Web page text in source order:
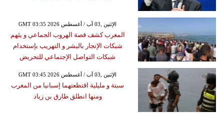
GMT 03:35 2026 الإثنين ,03 آب / أغسطس
المغرب كشف قصة الهروب الجماعي و يتَهم
شبكات الإتجار بالبشر و التهريب بإستخدام
شبكات التواصل الإجتماعي للتحريض
GMT 03:45 2026 الإثنين ,03 آب / أغسطس
سبتة و مليلية اقتطعتهما إسبانيا من المغرب
ومنها انطلق طارق بن زياد